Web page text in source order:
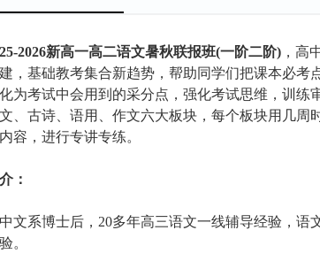
2026新高一高二语文暑秋联报班(一阶二阶) ，高
，基础教考集合新趋势，帮助同学们把课本必
为考试中会用到的采分点，强化考试思维，训
、古诗、语用、作文六大板块，每个板块用几
容，进行专讲专练。
：
文系博士后，20多年高三语文一线辅导经验，
。